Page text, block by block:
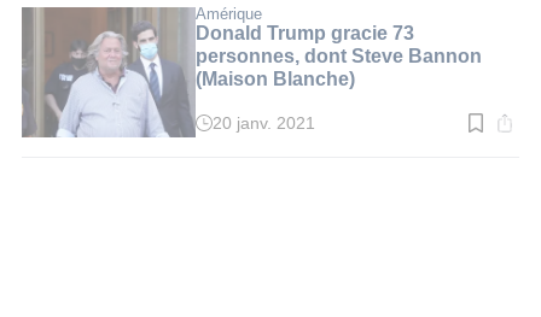
:
3
min.
Amérique
Donald Trump gracie 73
personnes, dont Steve Bannon
(Maison Blanche)
Temps
20 janv. 2021